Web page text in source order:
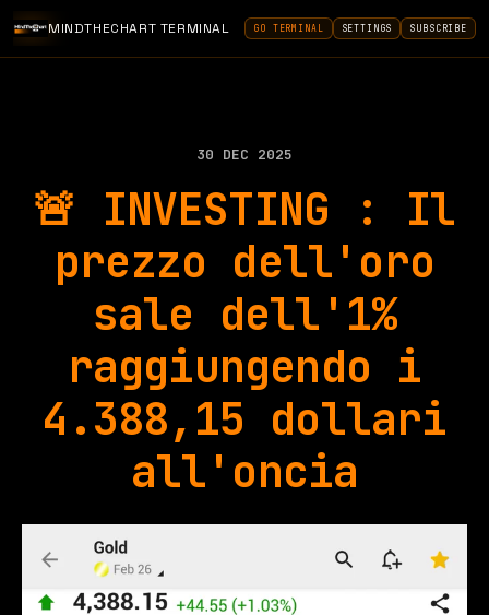
MINDTHECHART TERMINAL GO TERMINAL SETTINGS SUBSCRIBE
30 DEC 2025
🚨 INVESTING : Il
prezzo dell'oro
sale dell'1%
raggiungendo i
4.388,15 dollari
all'oncia